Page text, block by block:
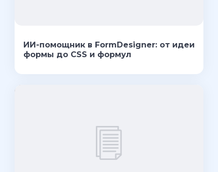
ИИ-помощник в FormDesigner: от идеи
формы до CSS и формул